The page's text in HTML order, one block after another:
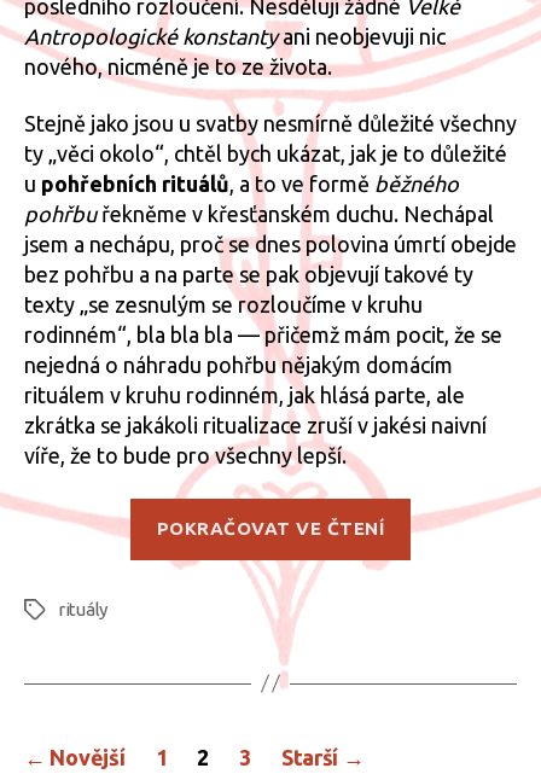
posledního rozloučení. Nesděluji žádné Velké
Antropologické konstantyani neobjevuji nic
nového, nicméně je to ze života.
Stejně jako jsou u svatby nesmírně důležité všechny
ty „věci okolo“, chtěl bych ukázat, jak je to důležité
u pohřebních rituálů, a to ve formě běžného
pohřbuřekněme v křesťanském duchu. Nechápal
jsem a nechápu, proč se dnes polovina úmrtí obejde
bez pohřbu a na parte se pak objevují takové ty
texty „se zesnulým se rozloučíme v kruhu
rodinném“, bla bla bla — přičemž mám pocit, že se
nejedná o náhradu pohřbu nějakým domácím
rituálem v kruhu rodinném, jak hlásá parte, ale
zkrátka se jakákoli ritualizace zruší v jakési naivní
víře, že to bude pro všechny lepší.
POKRAČOVAT VE ČTENÍ
„Pohřební
Štítkyrituály
Stránkování
← Novější 1 2 3 Starší →